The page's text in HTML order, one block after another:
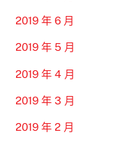
2019 年 6 月
2019 年 5 月
2019 年 4 月
2019 年 3 月
2019 年 2 月